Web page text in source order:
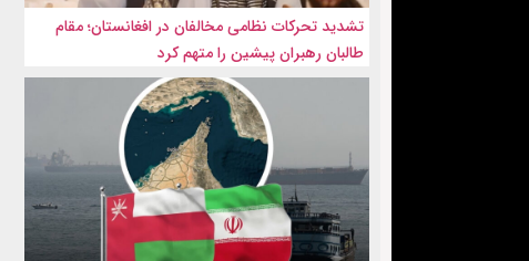
تشدید تحرکات نظامی مخالفان در افغانستان؛ مقام
طالبان رهبران پیشین را متهم کرد